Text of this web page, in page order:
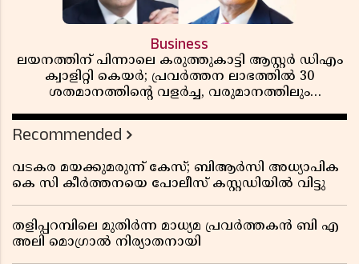
Business
ലയനത്തിന് പിന്നാലെ കരുത്തുകാട്ടി ആസ്റ്റർ ഡിഎം
ക്വാളിറ്റി കെയർ; പ്രവർത്തന ലാഭത്തിൽ 30
ശതമാനത്തിൻ്റെ വളർച്ച, വരുമാനത്തിലും
റിപ്പോർട്ട് പുറത്ത്
Recommended
വടകര മയക്കുമരുന്ന് കേസ്; ബിആർസി അധ്യാപിക
കെ സി കീർത്തനയെ പോലീസ് കസ്റ്റഡിയിൽ വിട്ടു
തളിപ്പറമ്പിലെ മുതിർന്ന മാധ്യമ പ്രവർത്തകൻ ബി എ
അലി മൊഗ്രാൽ നിര്യാതനായി